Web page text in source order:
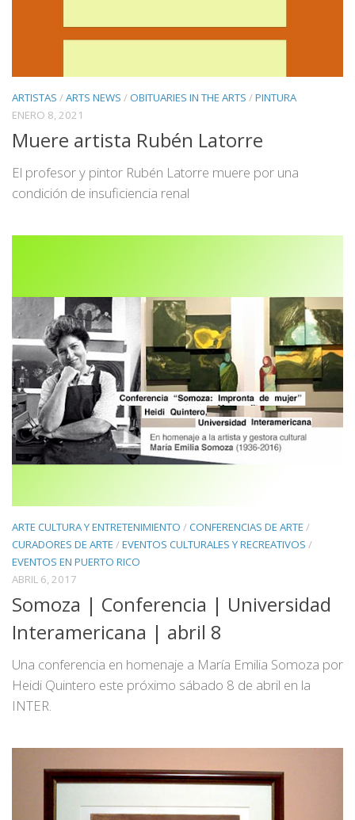
ARTISTAS /ARTS NEWS / OBITUARIES IN THE ARTS /PINTURA
ENERO 8, 2021
Muere artista Rubén Latorre
El profesor y pintor Rubén Latorre muere por una
condición de insuficiencia renal
ARTE CULTURA Y ENTRETENIMIENTO /CONFERENCIAS DE ARTE /
CURADORES DE ARTE /EVENTOS CULTURALES Y RECREATIVOS /
EVENTOS EN PUERTO RICO
ABRIL 6, 2017
Somoza | Conferencia | Universidad
Interamericana | abril 8
Una conferencia en homenaje a María Emilia Somoza por
Heidi Quintero este próximo sábado 8 de abril en la
INTER.